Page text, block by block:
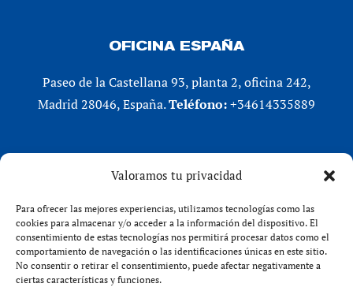
Valoramos tu privacidad
Para ofrecer las mejores experiencias, utilizamos tecnologías como las
cookies para almacenar y/o acceder a la información del dispositivo. El
consentimiento de estas tecnologías nos permitirá procesar datos como el
comportamiento de navegación o las identificaciones únicas en este sitio.
No consentir o retirar el consentimiento, puede afectar negativamente a
ciertas características y funciones.
OFICINA ESPAÑA
Paseo de la Castellana 93, planta 2, oficina 242,
Madrid 28046, España.Teléfono:+34614335889
X (Twitter)
Instagram
Facebook